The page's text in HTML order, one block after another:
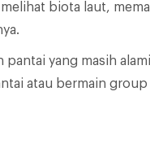
biota laut,
yang masih
atau bermain